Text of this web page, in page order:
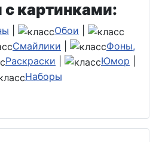
картинками:
Обои
Смайлики
Фоны,
Раскраски Юмор
Наборы